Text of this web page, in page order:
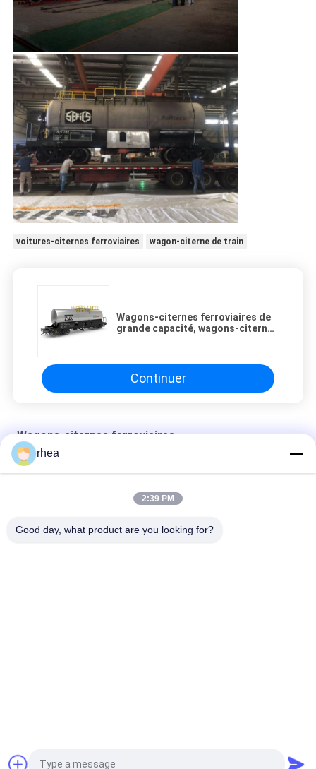
voitures-citernes ferroviaires wagon-citerne de train
Wagons-citernes ferroviaires de
grande capacité, wagons-citernes
Continuer
Wagons-citernes ferroviaires
Voiture-citerne ferroviaire de haute fiabilité, voiture-citerne de
train à 80 km/h Vitesse maximale de fonctionnement
43.6 Tonnes de wagons-citernes ferroviaires, wagons-
rhea
2:39 PM
Good day, what product are you looking for?